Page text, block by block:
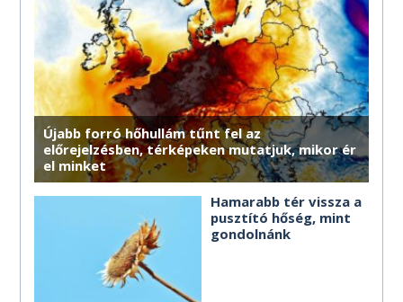
MÉG TÖBB HOROSZKÓP
Újabb forró hőhullám tűnt fel az
előrejelzésben, térképeken mutatjuk, mikor ér
el minket
Hamarabb tér vissza a
pusztító hőség, mint
gondolnánk